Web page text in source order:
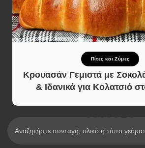
Πίτες και Ζύμες
Κρουασάν Γεμιστά με
& Ιδανικά για Κολατσιό